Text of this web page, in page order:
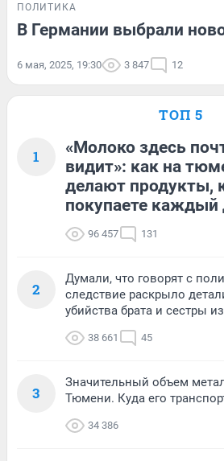
ПОЛИТИКА
В Германии выбрали
6 мая, 2025, 19:30 3 847 12
ТОП 5
1
«Молоко здесь
видит»: как на
делают продукты,
покупаете каждый
96 457 131
2
Думали, что говорят с
следствие раскрыло
убийства брата и сестры
38 661 45
3
Значительный объем
Тюмени. Куда его
34 386